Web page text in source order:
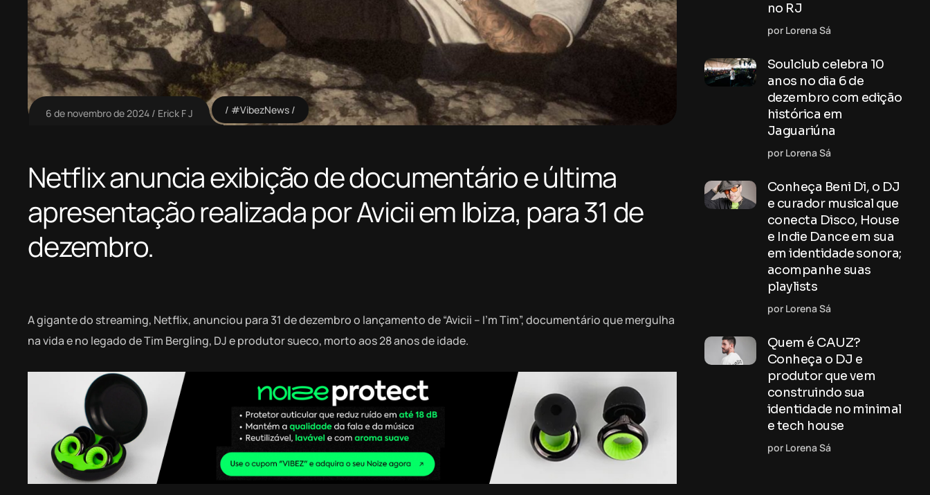
6 de novembro de 2024 Erick F J #VibezNews
Netflix anuncia exibição de documentário e última
apresentação realizada por Avicii em Ibiza, para 31 de
dezembro.
A gigante do streaming, Netflix, anunciou para 31 de dezembro o lançamento de “Avicii – I’m Tim”, documentário que mergulha
na vida e no legado de Tim Bergling, DJ e produtor sueco, morto aos 28 anos de idade.
no RJ
por Lorena Sá
Soulclub celebra 10
anos no dia 6 de
dezembro com edição
histórica em
Jaguariúna
por Lorena Sá
Conheça Beni Di, o DJ
e curador musical que
conecta Disco, House
e Indie Dance em sua
em identidade sonora;
acompanhe suas
playlists
por Lorena Sá
Quem é CAUZ?
Conheça o DJ e
produtor que vem
construindo sua
identidade no minimal
e tech house
por Lorena Sá